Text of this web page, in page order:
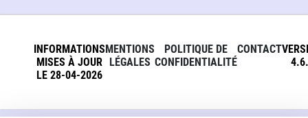
INFORMATIONS
MISES À JOUR
LE 28-04-2026
MENTIONS
LÉGALES
POLITIQUE DE
CONFIDENTIALITÉ
CONTACT